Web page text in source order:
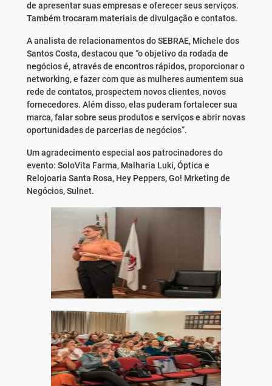
de apresentar suas empresas e oferecer seus serviços.
Também trocaram materiais de divulgação e contatos.
A analista de relacionamentos do SEBRAE, Michele dos
Santos Costa, destacou que “o objetivo da rodada de
negócios é, através de encontros rápidos, proporcionar o
networking, e fazer com que as mulheres aumentem sua
rede de contatos, prospectem novos clientes, novos
fornecedores. Além disso, elas puderam fortalecer sua
marca, falar sobre seus produtos e serviços e abrir novas
oportunidades de parcerias de negócios”.
Um agradecimento especial aos patrocinadores do
evento: SoloVita Farma, Malharia Luki, Óptica e
Relojoaria Santa Rosa, Hey Peppers, Go! Mrketing de
Negócios, Sulnet.